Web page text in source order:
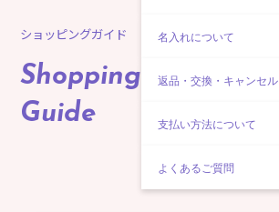
ショッピングガイド
Shopping
Guide
名入れについて
返品・交換・キャンセル
支払い方法について
よくあるご質問